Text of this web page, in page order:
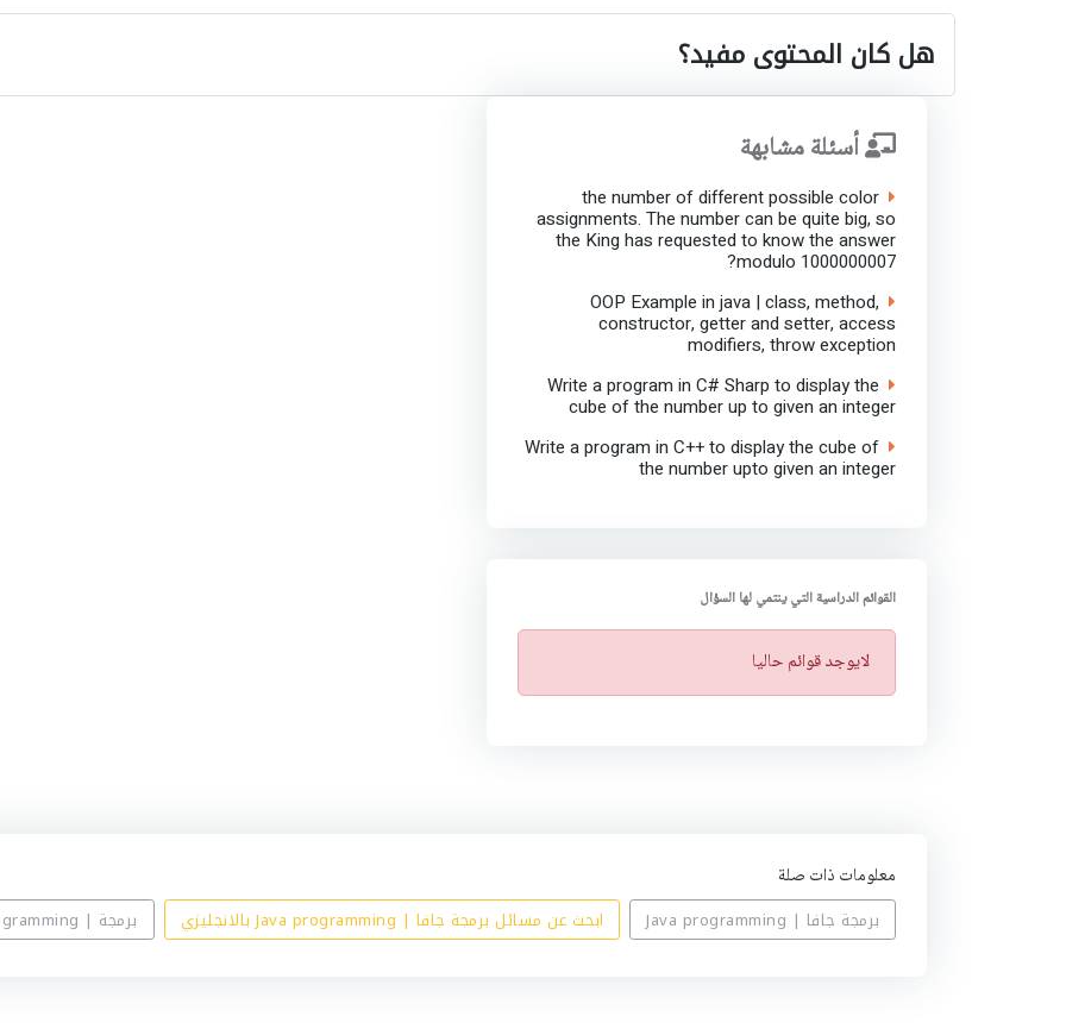
هل كان المحتوى مفيد؟
أسئلة مشابهة
the number of different possible color
assignments. The number can be quite big, so
the King has requested to know the answer
modulo 1000000007?
OOP Example in java | class, method,
constructor, getter and setter, access
modifiers, throw exception
Write a program in C# Sharp to display the
cube of the number up to given an integer
Write a program in C++ to display the cube of
the number upto given an integer
القوائم الدراسية التي ينتمي لها السؤال
ت
ن
لايوجد قوائم حاليا
معلومات ذات صلة
برمجة جافا | Java programming ابحث عن مسائل برمجة جافا | Java programming بالانجليزي برمجة | Programming